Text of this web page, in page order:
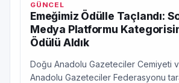
GÜNCEL
Emeğimiz Ödülle Taçlandı:
Medya Platformu
Ödülü Aldık
Doğu Anadolu Gazeteciler Cemiyeti
Anadolu Gazeteciler Federasyonu